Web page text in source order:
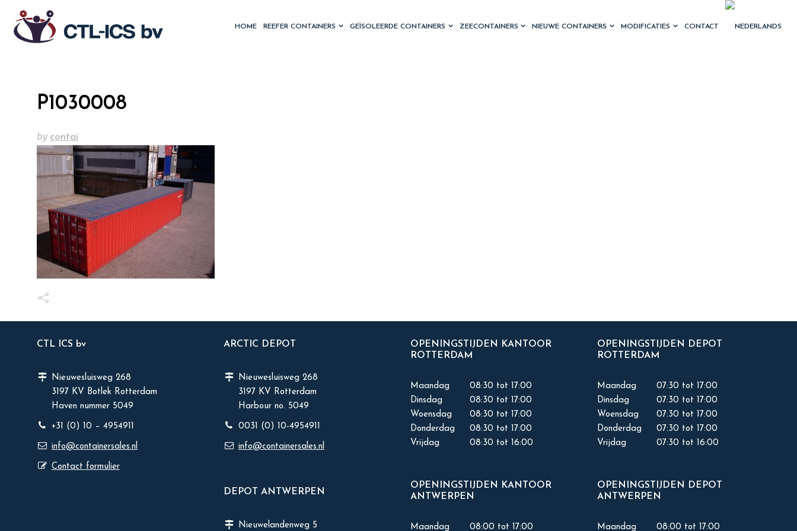
HOME REEFER CONTAINERS GEÏSOLEERDE CONTAINERS ZEECONTAINERS NIEUWE CONTAINERS MODIFICATIES CONTACT
P1030008
by contai
CTL ICS bv
Nieuwesluisweg 268
3197 KV Botlek Rotterdam
Haven nummer 5049
+31 (0) 10 – 4954911
info@containersales.nl
Contact formulier
ARCTIC DEPOT
Nieuwesluisweg 268
3197 KV Rotterdam
Harbour no. 5049
0031 (0) 10-4954911
info@containersales.nl
DEPOT ANTWERPEN
Nieuwelandenweg 5
OPENINGSTIJDEN KANTOOR
ROTTERDAM
Maandag
08:30 tot 17:00
Dinsdag
08:30 tot 17:00
Woensdag
08:30 tot 17:00
Donderdag
08:30 tot 17:00
Vrijdag
08:30 tot 16:00
OPENINGSTIJDEN KANTOOR
ANTWERPEN
Maandag 08:00 tot 17:00
OPENINGSTIJDEN DEPOT
ROTTERDAM
Maandag
07:30 tot 17:00
Dinsdag
07:30 tot 17:00
Woensdag
07:30 tot 17:00
Donderdag
07:30 tot 17:00
Vrijdag
07:30 tot 16:00
OPENINGSTIJDEN DEPOT
ANTWERPEN
Maandag 08:00 tot 17:00